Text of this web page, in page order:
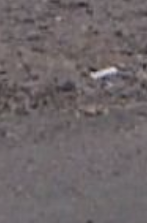
GYÖNGYÖS
VÁROS
ÉRTÉKTÁRA
VÁROSUNKRÓL
LAKOSSÁGI
INFORMÁCIÓK